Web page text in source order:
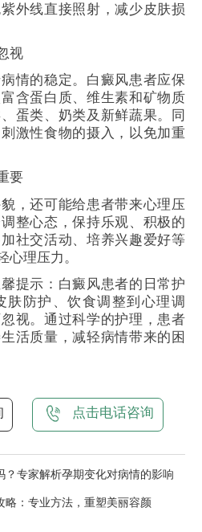
外线直接照射，减少皮肤损
视
的稳定。白癜风患者应保
含蛋白质、维生素和矿物质
蛋类、奶类及新鲜蔬果。同
激性食物的摄入，以免加重
要
还可能给患者带来心理压
整心态，保持乐观、积极的
社交活动、培养兴趣爱好等
心理压力。
示：白癜风患者的日常护
肤防护、饮食调整到心理调
视。通过科学的护理，患者
活质量，减轻病情带来的困
点击电话咨询
？专家解析孕期变化对病情的影响
略：专业方法，重塑美丽容颜